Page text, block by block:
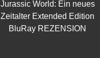
Jurassic World: Ein neues
Zeitalter Extended Edition
BluRay REZENSION